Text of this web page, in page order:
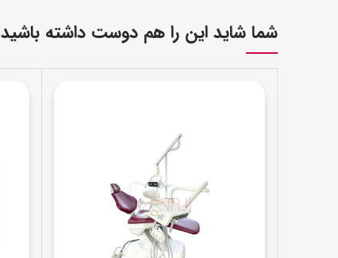
شما شاید این را هم دوست داشته باشید